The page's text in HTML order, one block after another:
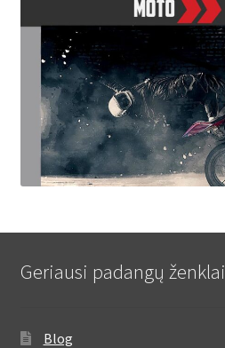
Geriausi padangų ženklai
Blog